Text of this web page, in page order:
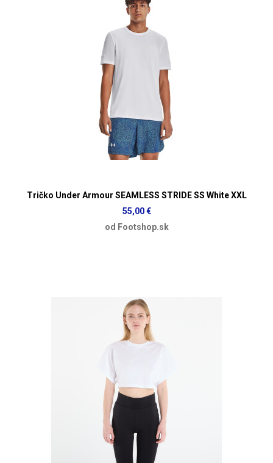
Tričko Under Armour SEAMLESS STRIDE SS White XXL
55,00 €
od Footshop.sk